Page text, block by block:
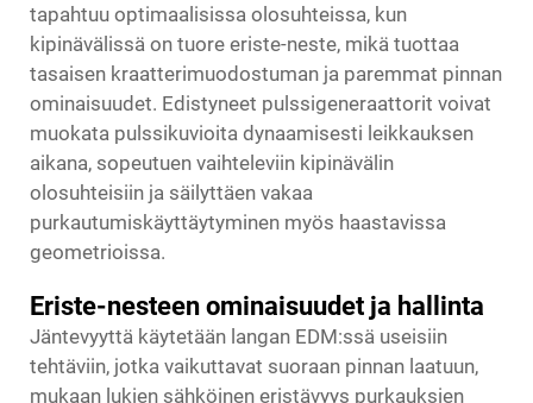
tapahtuu optimaalisissa olosuhteissa, kun
kipinävälissä on tuore eriste-neste, mikä tuottaa
tasaisen kraatterimuodostuman ja paremmat pinnan
ominaisuudet. Edistyneet pulssigeneraattorit voivat
muokata pulssikuvioita dynaamisesti leikkauksen
aikana, sopeutuen vaihteleviin kipinävälin
olosuhteisiin ja säilyttäen vakaa
purkautumiskäyttäytyminen myös haastavissa
geometrioissa.
Eriste-nesteen ominaisuudet ja hallinta
Jäntevyyttä käytetään langan EDM:ssä useisiin
tehtäviin, jotka vaikuttavat suoraan pinnan laatuun,
mukaan lukien sähköinen eristävyys purkauksien